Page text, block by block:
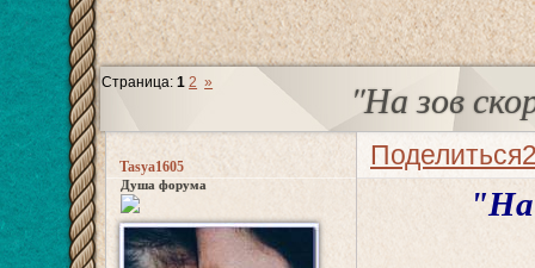
"На зов
Страница:1 2 »
Поделиться
Tasya1605
Душа форума
"На